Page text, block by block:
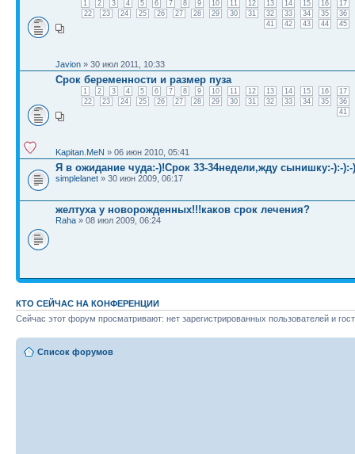
1 2 3 4 5 6 7 8 9 10 11 12 13 14 15 16
17
22
23 24 25 26 27 28 29 30 31 32 33 34 35
36
41
42 43 44 45
Javion » 30 июл 2011, 10:33
Срок беременности и размер пуза
1 2 3 4 5 6 7 8 9 10 11 12 13 14 15 16
17
22
23 24 25 26 27 28 29 30 31 32 33 34 35
36
41
Kapitan.MeN » 06 июн 2010, 05:41
Я в ожидание чуда:-)!Срок 33-34недели,жду сынишку:-):-):-
simplelanet » 30 июн 2009, 06:17
желтуха у новорожденных!!!каков срок лечения?
Raha » 08 июл 2009, 06:24
КТО СЕЙЧАС НА КОНФЕРЕНЦИИ
Сейчас этот форум просматривают: нет зарегистрированных пользователей и
Список форумов